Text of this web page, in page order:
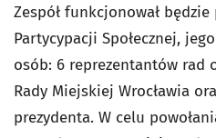
Zespół funkcjonował będzie
Partycypacji Społecznej,
osób: 6 reprezentantów rad
Rady Miejskiej Wrocławia
prezydenta. W celu